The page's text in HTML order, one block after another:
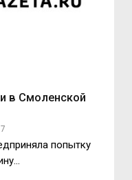
в Смоленской
попытку